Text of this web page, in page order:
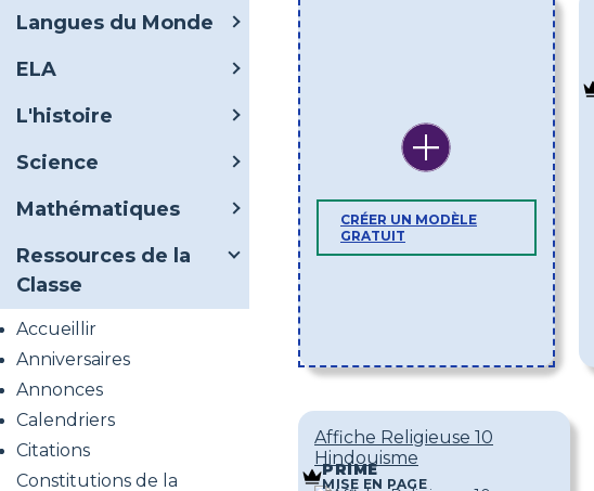
Langues du Monde
ELA
L'histoire
Science
Mathématiques
Ressources de la
Classe
Accueillir
Anniversaires
Annonces
Calendriers
Citations
Constitutions de la
CRÉER UN MODÈLE
GRATUIT
Affiche Religieuse 10
Hindouisme
PRIME
MISE EN PAGE